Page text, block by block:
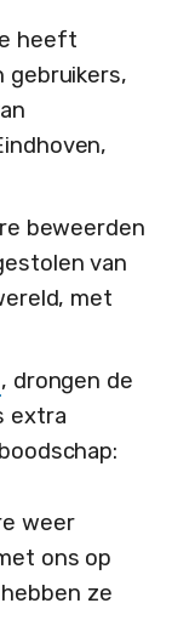
heeft
gebruikers,
beweerden
van
met
, drongen de
extra
weer
ons op
ze